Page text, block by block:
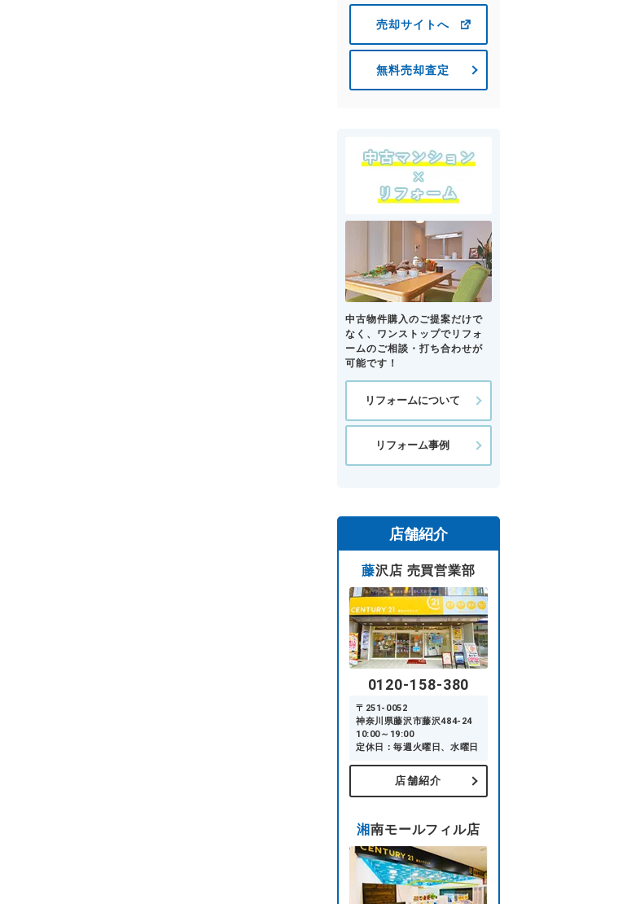
売却サイトへ
無料売却査定
中古物件購入のご提案だけで
なく、ワンストップでリフォ
ームのご相談・打ち合わせが
可能です！
リフォームについて
リフォーム事例
店舗紹介
藤沢店 売買営業部
0120-158-380
〒251-0052
神奈川県藤沢市藤沢484-24
10:00～19:00
定休日：毎週火曜日、水曜日
店舗紹介
湘南モールフィル店